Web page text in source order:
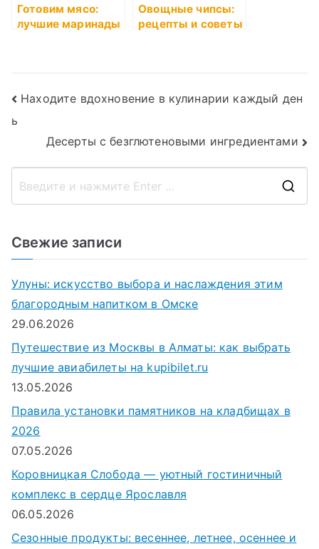
Готовим мясо:
лучшие маринады
Овощные чипсы:
рецепты и советы
Навигация
по
записям
Находите вдохновение в кулинарии каждый ден
ь
Десерты с безглютеновыми ингредиентами
Свежие записи
Улуны: искусство выбора и наслаждения этим
благородным напитком в Омске
29.06.2026
Путешествие из Москвы в Алматы: как выбрать
лучшие авиабилеты на kupibilet.ru
13.05.2026
Правила установки памятников на кладбищах в
2026
07.05.2026
Коровницкая Слобода — уютный гостиничный
комплекс в сердце Ярославля
06.05.2026
Сезонные продукты: весеннее, летнее, осеннее и